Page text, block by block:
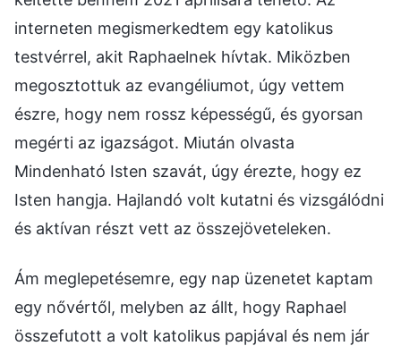
interneten megismerkedtem egy katolikus
testvérrel, akit Raphaelnek hívtak. Miközben
megosztottuk az evangéliumot, úgy vettem
észre, hogy nem rossz képességű, és gyorsan
megérti az igazságot. Miután olvasta
Mindenható Isten szavát, úgy érezte, hogy ez
Isten hangja. Hajlandó volt kutatni és vizsgálódni
és aktívan részt vett az összejöveteleken.
Ám meglepetésemre, egy nap üzenetet kaptam
egy nővértől, melyben az állt, hogy Raphael
összefutott a volt katolikus papjával és nem jár